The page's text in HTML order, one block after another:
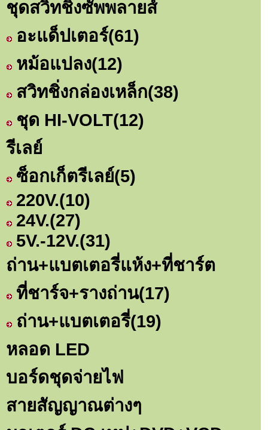
ชุดสวิทชิ่งซัพพลายส์
อะแด็ปเตอร์(61)
หม้อแปลง(12)
สวิทชิ่งกล่องเหล็ก(38)
ชุด HI-VOLT(12)
รีเลย์
ซ็อกเก็ตรีเลย์(5)
220V.(10)
24V.(27)
5V.-12V.(31)
ถ่าน+แบตเตอรี่แห้ง+ที่ชาร์ต
ที่ชาร์จ+รางถ่าน(17)
ถ่าน+แบตเตอรี่(19)
หลอด LED
บอร์ดชุดจ่ายไฟ
สายสัญญาณต่างๆ